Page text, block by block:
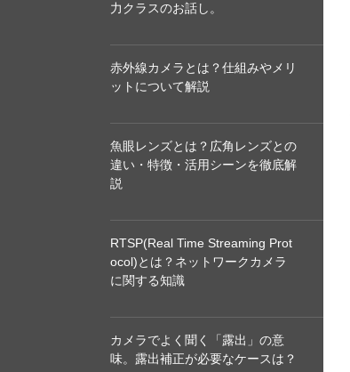
力クラスのお話し。
赤外線カメラとは？仕組みやメリ
ットについて解説
魚眼レンズとは？広角レンズとの
違い・特徴・活用シーンを徹底解
説
RTSP(Real Time Streaming Prot
ocol)とは？ネットワークカメラ
に関する知識
カメラでよく聞く「露出」の意
味。露出補正が必要なケースは？